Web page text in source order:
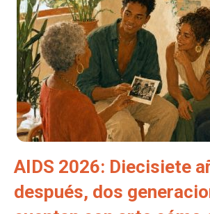
AIDS 2026: Diecisiete
después, dos